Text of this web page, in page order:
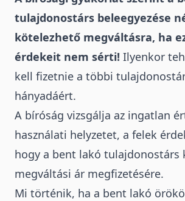
tulajdonostárs beleegyezése
kötelezhető megváltásra, ha
érdekeit nem sérti! Ilyenkor
kell fizetnie a többi
hányadáért.
A bíróság vizsgálja az ingatlan
használati helyzetet, a felek
hogy a bent lakó tulajdonostárs
megváltási ár megfizetésére.
Mi történik, ha a bent lakó